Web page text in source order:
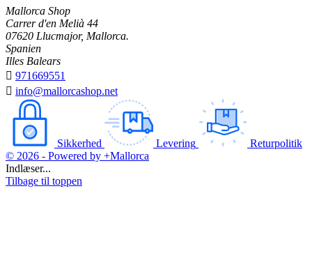
Mallorca Shop
Carrer d'en Melià 44
07620 Llucmajor, Mallorca.
Spanien
Illes Balears
 971669551
 info@mallorcashop.net
Sikkerhed Levering
Returpolitik
© 2026 - Powered by +Mallorca
Indlæser...
Tilbage til toppen